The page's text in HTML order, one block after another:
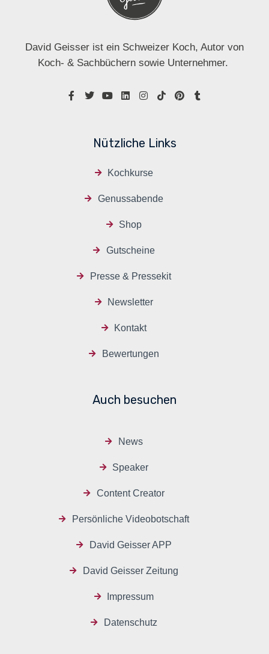
David Geisser ist ein Schweizer Koch, Autor von
Koch- & Sachbüchern sowie Unternehmer.
Nützliche Links
Kochkurse
Genussabende
Shop
Gutscheine
Presse & Pressekit
Newsletter
Kontakt
Bewertungen
Auch besuchen
News
Speaker
Content Creator
Persönliche Videobotschaft
David Geisser APP
David Geisser Zeitung
Impressum
Datenschutz